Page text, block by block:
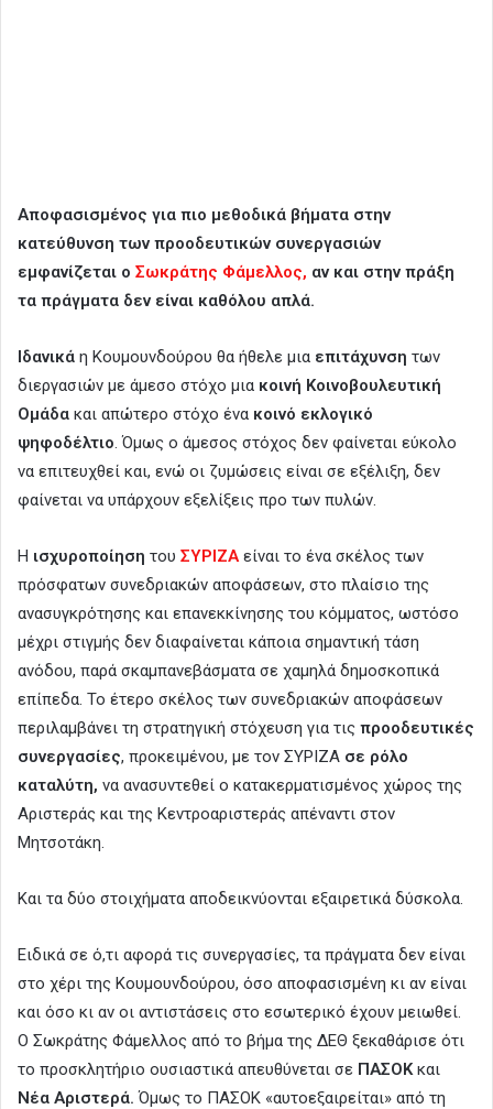
Αποφασισμένος για πιο μεθοδικά βήματα στην
κατεύθυνση των προοδευτικών συνεργασιών
εμφανίζεται ο Σωκράτης Φάμελλος, αν και στην πράξη
τα πράγματα δεν είναι καθόλου απλά.
Ιδανικά η Κουμουνδούρου θα ήθελε μια επιτάχυνση των
διεργασιών με άμεσο στόχο μια κοινή Κοινοβουλευτική
Ομάδα και απώτερο στόχο ένα κοινό εκλογικό
ψηφοδέλτιο. Όμως ο άμεσος στόχος δεν φαίνεται εύκολο
να επιτευχθεί και, ενώ οι ζυμώσεις είναι σε εξέλιξη, δεν
φαίνεται να υπάρχουν εξελίξεις προ των πυλών.
Η ισχυροποίηση του ΣΥΡΙΖΑείναι το ένα σκέλος των
πρόσφατων συνεδριακών αποφάσεων, στο πλαίσιο της
ανασυγκρότησης και επανεκκίνησης του κόμματος, ωστόσο
μέχρι στιγμής δεν διαφαίνεται κάποια σημαντική τάση
ανόδου, παρά σκαμπανεβάσματα σε χαμηλά δημοσκοπικά
επίπεδα. Το έτερο σκέλος των συνεδριακών αποφάσεων
περιλαμβάνει τη στρατηγική στόχευση για τις προοδευτικές
συνεργασίες, προκειμένου, με τον ΣΥΡΙΖΑ σε ρόλο
καταλύτη, να ανασυντεθεί ο κατακερματισμένος χώρος της
Αριστεράς και της Κεντροαριστεράς απέναντι στον
Μητσοτάκη.
Και τα δύο στοιχήματα αποδεικνύονται εξαιρετικά δύσκολα.
Ειδικά σε ό,τι αφορά τις συνεργασίες, τα πράγματα δεν είναι
στο χέρι της Κουμουνδούρου, όσο αποφασισμένη κι αν είναι
και όσο κι αν οι αντιστάσεις στο εσωτερικό έχουν μειωθεί.
Ο Σωκράτης Φάμελλος από το βήμα της ΔΕΘ ξεκαθάρισε ότι
το προσκλητήριο ουσιαστικά απευθύνεται σε ΠΑΣΟΚκαι
Νέα Αριστερά. Όμως το ΠΑΣΟΚ «αυτοεξαιρείται» από τη